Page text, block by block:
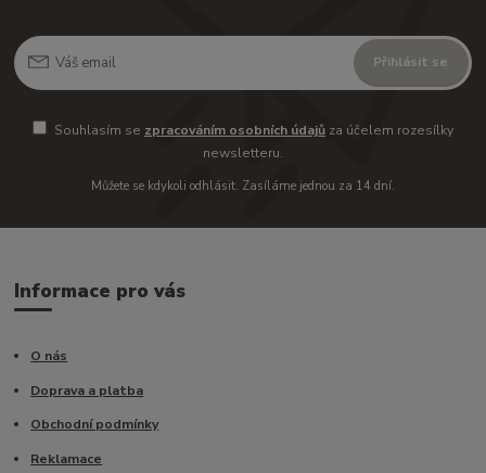
Přihlásit se
Souhlasím se zpracováním osobních údajůza účelem rozesílky
newsletteru.
Můžete se kdykoli odhlásit. Zasíláme jednou za 14 dní.
Informace pro vás
O nás
Doprava a platba
Obchodní podmínky
Reklamace